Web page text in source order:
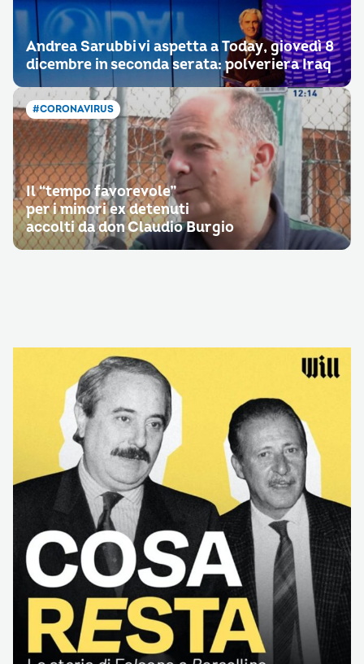
Andrea Sarubbi vi aspetta a Today, giovedì 8
dicembre in seconda serata: polveriera Iraq
#CORONAVIRUS
Il “tempo favorevole”
per i minori ex detenuti
accolti da don Claudio Burgio